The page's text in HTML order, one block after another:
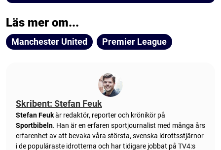
Läs mer om...
Manchester United Premier League
Skribent: Stefan Feuk
Stefan Feukär redaktör, reporter och krönikör på
Sportbibeln. Han är en erfaren sportjournalist med många års
erfarenhet av att bevaka våra största, svenska idrottsstjärnor
i de populäraste idrotterna och har tidigare jobbat på TV4:s